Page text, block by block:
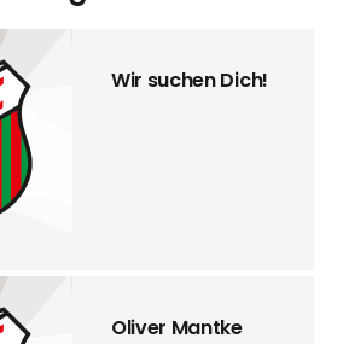
Wir suchen Dich!
Oliver Mantke